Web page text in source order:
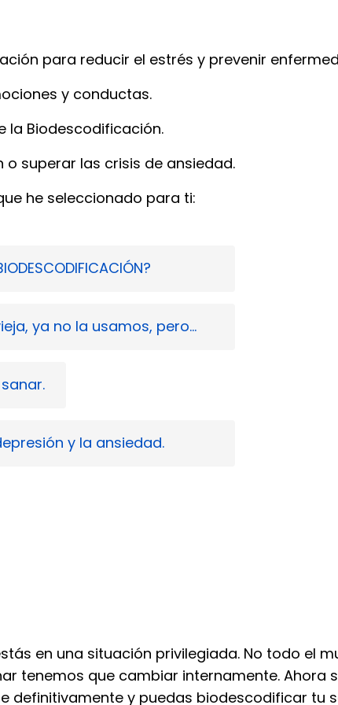
para reducir el estrés y prevenir
y conductas.
la Biodescodificación.
superar las crisis de ansiedad.
he seleccionado para ti:
ya no la usamos, pero...
y la ansiedad.
en una situación privilegiada. No todo el
tenemos que cambiar internamente. Ahora
definitivamente y puedas biodescodificar tu